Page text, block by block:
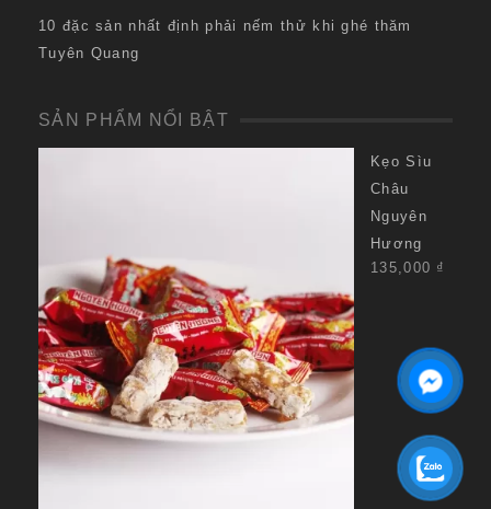
10 đặc sản nhất định phải nếm thử khi ghé thăm
Tuyên Quang
SẢN PHẨM NỔI BẬT
Kẹo Sìu
Châu
Nguyên
Hương
135,000 ₫